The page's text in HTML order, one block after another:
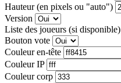
Hauteur (en pixels ou "auto")
Version
Liste des joueurs (si disponible)
Bouton vote
Couleur en-tête
Couleur IP
Couleur corp